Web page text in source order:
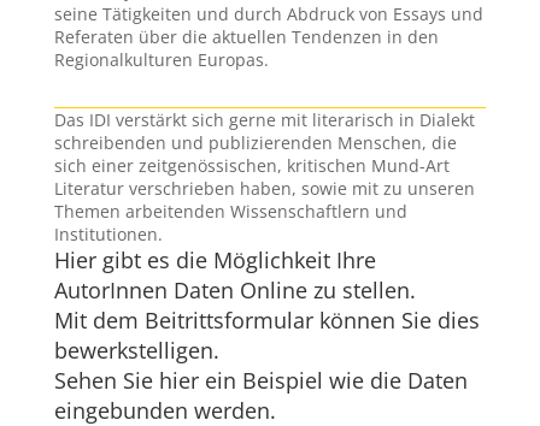
seine Tätigkeiten und durch Abdruck von Essays und
Referaten über die aktuellen Tendenzen in den
Regionalkulturen Europas.
Das IDI verstärkt sich gerne mit literarisch in Dialekt
schreibenden und publizierenden Menschen, die
sich einer zeitgenössischen, kritischen Mund-Art
Literatur verschrieben haben, sowie mit zu unseren
Themen arbeitenden Wissenschaftlern und
Institutionen.
Hier gibt es die Möglichkeit Ihre
AutorInnen Daten Online zu stellen.
Mit dem Beitrittsformular können Sie dies
bewerkstelligen.
Sehen Sie hier ein Beispiel wie die Daten
eingebunden werden.